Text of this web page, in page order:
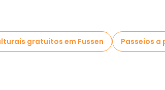
gratuitos em Fussen Passeios a